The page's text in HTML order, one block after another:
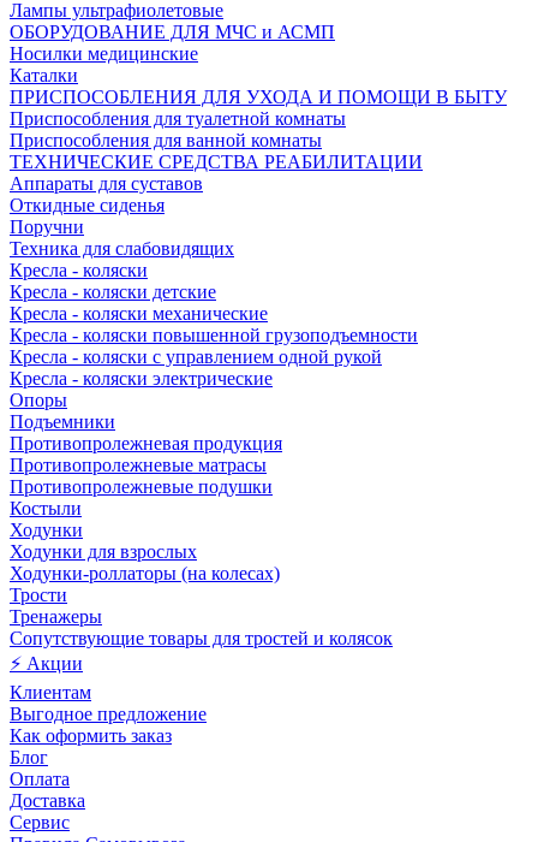
Лампы ультрафиолетовые
ОБОРУДОВАНИЕ ДЛЯ МЧС и АСМП
Носилки медицинские
Каталки
ПРИСПОСОБЛЕНИЯ ДЛЯ УХОДА И ПОМОЩИ В БЫТУ
Приспособления для туалетной комнаты
Приспособления для ванной комнаты
ТЕХНИЧЕСКИЕ СРЕДСТВА РЕАБИЛИТАЦИИ
Аппараты для суставов
Откидные сиденья
Поручни
Техника для слабовидящих
Кресла - коляски
Кресла - коляски детские
Кресла - коляски механические
Кресла - коляски повышенной грузоподъемности
Кресла - коляски с управлением одной рукой
Кресла - коляски электрические
Опоры
Подъемники
Противопролежневая продукция
Противопролежневые матрасы
Противопролежневые подушки
Костыли
Ходунки
Ходунки для взрослых
Ходунки-роллаторы (на колесах)
Трости
Тренажеры
Сопутствующие товары для тростей и колясок
⚡ Акции
Клиентам
Выгодное предложение
Как оформить заказ
Блог
Оплата
Доставка
Сервис